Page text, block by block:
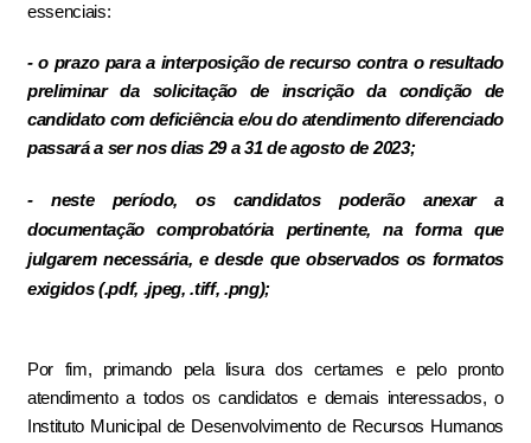
essenciais:
- o prazo para a interposição de recurso contra o resultado
preliminar da solicitação de inscrição da condição de
candidato com deficiência e/ou do atendimento diferenciado
passará a ser nos dias 29 a 31 de agosto de 2023;
- neste período, os candidatos poderão anexar a
documentação comprobatória pertinente, na forma que
julgarem necessária, e desde que observados os formatos
exigidos (.pdf, .jpeg, .tiff, .png);
Por fim, primando pela lisura dos certames e pelo pronto
atendimento a todos os candidatos e demais interessados, o
Instituto Municipal de Desenvolvimento de Recursos Humanos